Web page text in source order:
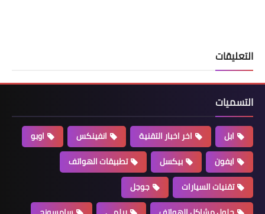
التعليقات
التسميات
ابل اخر اخبار التقنية انفينكس
اوبو
ايفون
بيكسل
تطبيقات الهواتف
تقنيات السيارات
جوجل